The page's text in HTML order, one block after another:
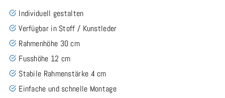
Individuell gestalten
Verfügbar in Stoff / Kunstleder
Rahmenhöhe 30 cm
Fusshöhe 12 cm
Stabile Rahmenstärke 4 cm
Einfache und schnelle Montage